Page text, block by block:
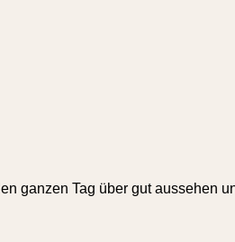
ganzen Tag über gut aussehen